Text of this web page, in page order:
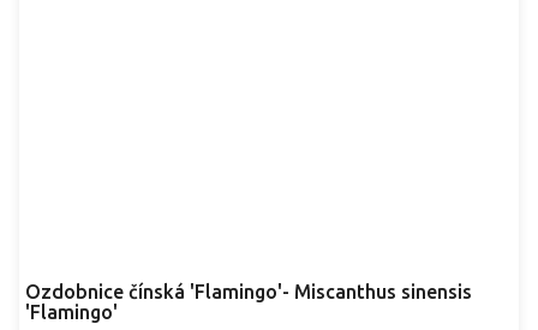
Ozdobnice čínská 'Flamingo'- Miscanthus sinensis
'Flamingo'